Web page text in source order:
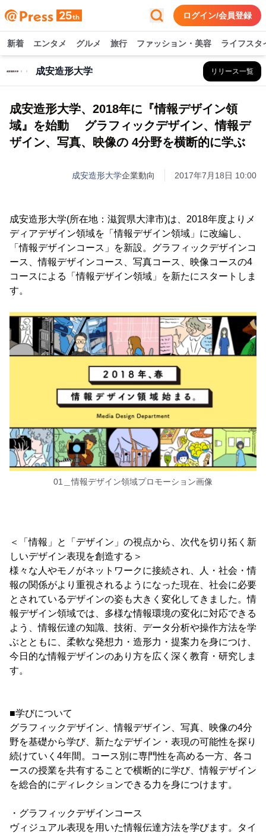
ログイン/会員登録
新着 エンタメ グルメ 旅行 ファッション・美容 ライフスタ
成安造形大学 リリース一覧
成安造形大学、2018年に『情報デザイン領
域』を始動 グラフィックデザイン、情報デ
ザイン、写真、映像の 4分野を横断的に学ぶ
成安造形大学企業動向 2017年7月18日 10:00
成安造形大学(所在地：滋賀県大津市)は、2018年度よりメ
ディアデザイン領域を「情報デザイン領域」に改編し、
「情報デザインコース」を新設。グラフィックデザインコ
ース、情報デザインコース、写真コース、映像コースの4
コースによる「情報デザイン領域」を新たにスタートしま
す。
01＿情報デザイン領域プロモーション画像
＜「情報」と「デザイン」の視点から、次代を切り拓く新
しいデザイン表現を創造する＞
様々な人やモノがネットワークに接続され、人・社会・情
報の関係がより重視されるようになった現在、社会に必要
とされているデザインの姿も大きく変化してきました。情
報デザイン領域では、多様な情報環境の変化に対応できる
よう、情報伝達の知識、技術、データ分析や操作方法を学
ぶとともに、柔軟な発想力・造形力・提案力を身につけ、
今日的な情報デザインのあり方を広く深く教育・研究しま
す。
■学びについて
グラフィックデザイン、情報デザイン、写真、映像の4分
野を基礎から学び、新たなデザイン・表現の可能性を探り
続けていく4年間。コース別に専門性を高める一方、各コ
ースの授業を共有することで横断的に学び、情報デザイン
を総合的にディレクションできる力を身につけます。
・グラフィックデザインコース
ヴィジュアル表現を用いた情報伝達方法を学びます。タイ